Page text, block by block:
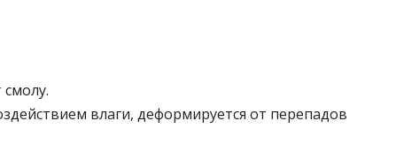
влаги, деформируется от перепадов